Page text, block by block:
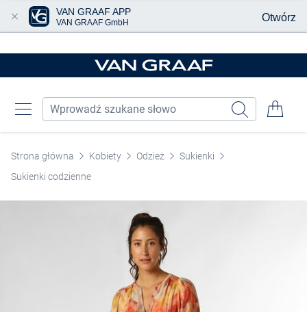
Strona główna Kobiety Odzież
Sukienki
Sukienki codzienne
VAN GRAAF APP
VAN GRAAF GmbH Otwórz